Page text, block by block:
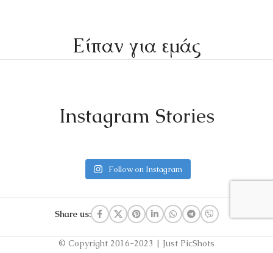
Είπαν για εμάς
Instagram Stories
Follow on Instagram
Share us:
© Copyright 2016-2023 | Just PicShots